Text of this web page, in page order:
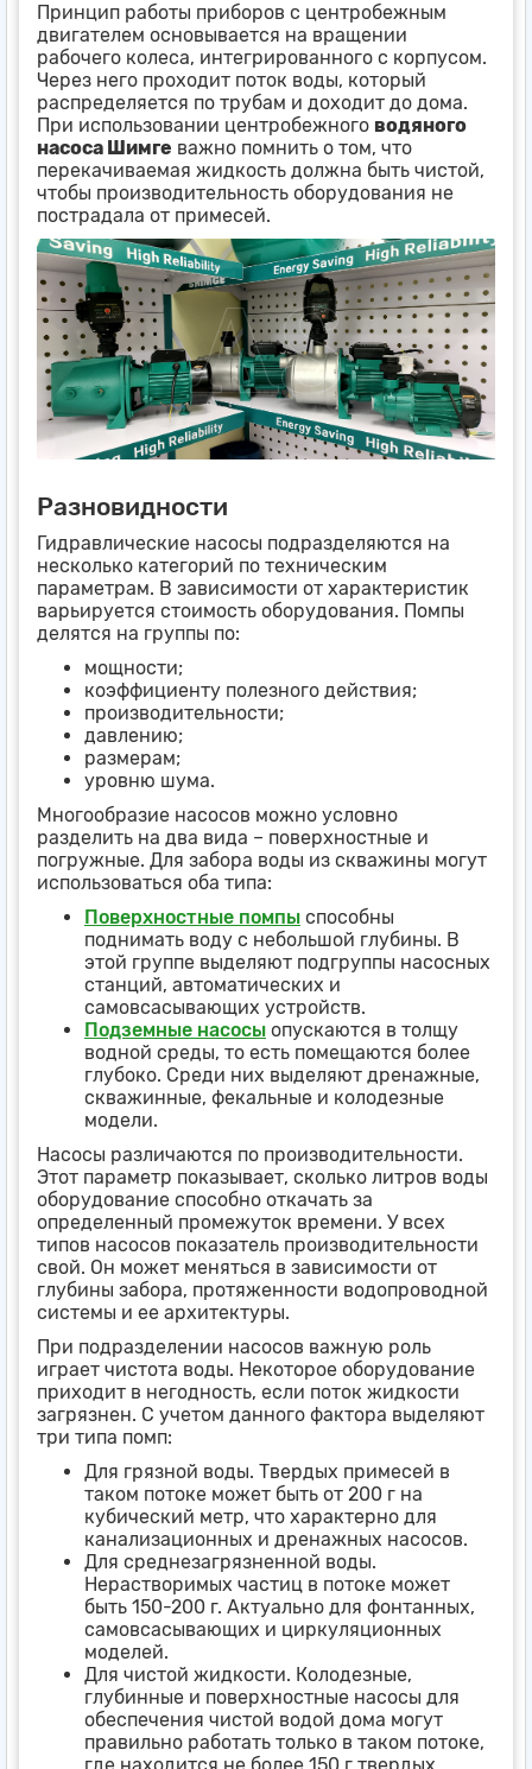
Принцип работы приборов с центробежным
двигателем основывается на вращении
рабочего колеса, интегрированного с корпусом.
Через него проходит поток воды, который
распределяется по трубам и доходит до дома.
При использовании центробежного водяного
насоса Шимге важно помнить о том, что
перекачиваемая жидкость должна быть чистой,
чтобы производительность оборудования не
пострадала от примесей.
Разновидности
Гидравлические насосы подразделяются на
несколько категорий по техническим
параметрам. В зависимости от характеристик
варьируется стоимость оборудования. Помпы
делятся на группы по:
мощности;
коэффициенту полезного действия;
производительности;
давлению;
размерам;
уровню шума.
Многообразие насосов можно условно
разделить на два вида – поверхностные и
погружные. Для забора воды из скважины могут
использоваться оба типа:
Поверхностные помпы способны
поднимать воду с небольшой глубины. В
этой группе выделяют подгруппы насосных
станций, автоматических и
самовсасывающих устройств.
Подземные насосы опускаются в толщу
водной среды, то есть помещаются более
глубоко. Среди них выделяют дренажные,
скважинные, фекальные и колодезные
модели.
Насосы различаются по производительности.
Этот параметр показывает, сколько литров воды
оборудование способно откачать за
определенный промежуток времени. У всех
типов насосов показатель производительности
свой. Он может меняться в зависимости от
глубины забора, протяженности водопроводной
системы и ее архитектуры.
При подразделении насосов важную роль
играет чистота воды. Некоторое оборудование
приходит в негодность, если поток жидкости
загрязнен. С учетом данного фактора выделяют
три типа помп:
Для грязной воды. Твердых примесей в
таком потоке может быть от 200 г на
кубический метр, что характерно для
канализационных и дренажных насосов.
Для среднезагрязненной воды.
Нерастворимых частиц в потоке может
быть 150-200 г. Актуально для фонтанных,
самовсасывающих и циркуляционных
моделей.
Для чистой жидкости. Колодезные,
глубинные и поверхностные насосы для
обеспечения чистой водой дома могут
правильно работать только в таком потоке,